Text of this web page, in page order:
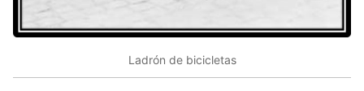
Ladrón de bicicletas